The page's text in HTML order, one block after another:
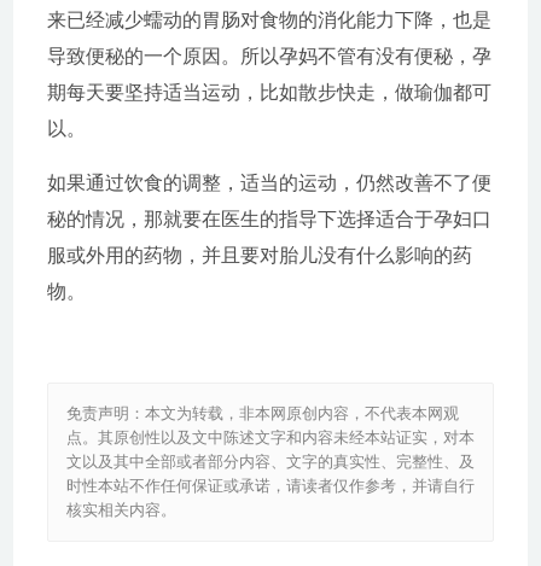
来已经减少蠕动的胃肠对食物的消化能力下降，也是
导致便秘的一个原因。所以孕妈不管有没有便秘，孕
期每天要坚持适当运动，比如散步快走，做瑜伽都可
以。
如果通过饮食的调整，适当的运动，仍然改善不了便
秘的情况，那就要在医生的指导下选择适合于孕妇口
服或外用的药物，并且要对胎儿没有什么影响的药
物。
免责声明：本文为转载，非本网原创内容，不代表本网观
点。其原创性以及文中陈述文字和内容未经本站证实，对本
文以及其中全部或者部分内容、文字的真实性、完整性、及
时性本站不作任何保证或承诺，请读者仅作参考，并请自行
核实相关内容。